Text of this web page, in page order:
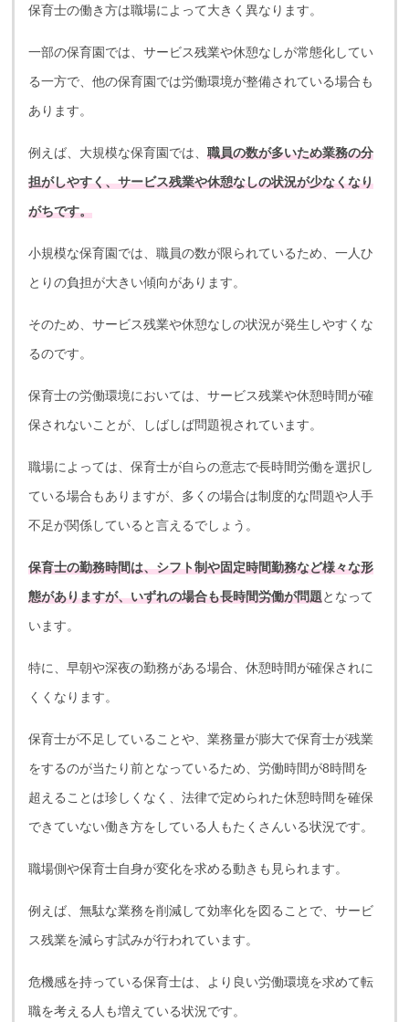
保育士の働き方は職場によって大きく異なります。
一部の保育園では、サービス残業や休憩なしが常態化してい
る一方で、他の保育園では労働環境が整備されている場合も
あります。
例えば、大規模な保育園では、職員の数が多いため業務の分
担がしやすく、サービス残業や休憩なしの状況が少なくなり
がちです。
小規模な保育園では、職員の数が限られているため、一人ひ
とりの負担が大きい傾向があります。
そのため、サービス残業や休憩なしの状況が発生しやすくな
るのです。
保育士の労働環境においては、サービス残業や休憩時間が確
保されないことが、しばしば問題視されています。
職場によっては、保育士が自らの意志で長時間労働を選択し
ている場合もありますが、多くの場合は制度的な問題や人手
不足が関係していると言えるでしょう。
保育士の勤務時間は、シフト制や固定時間勤務など様々な形
態がありますが、いずれの場合も長時間労働が問題となって
います。
特に、早朝や深夜の勤務がある場合、休憩時間が確保されに
くくなります。
保育士が不足していることや、業務量が膨大で保育士が残業
をするのが当たり前となっているため、労働時間が8時間を
超えることは珍しくなく、法律で定められた休憩時間を確保
できていない働き方をしている人もたくさんいる状況です。
職場側や保育士自身が変化を求める動きも見られます。
例えば、無駄な業務を削減して効率化を図ることで、サービ
ス残業を減らす試みが行われています。
危機感を持っている保育士は、より良い労働環境を求めて転
職を考える人も増えている状況です。